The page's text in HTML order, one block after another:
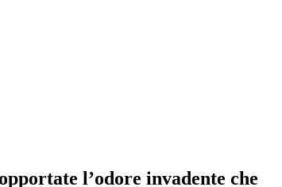
l’odore invadente che